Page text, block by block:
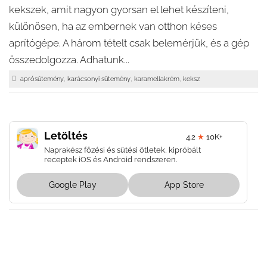
kekszek, amit nagyon gyorsan el lehet készíteni,
különösen, ha az embernek van otthon késes
aprítógépe. A három tételt csak belemérjük, és a gép
összedolgozza. Adhatunk...
aprósütemény, karácsonyi sütemény, karamellakrém, keksz
Letöltés 4.2 ★ 10K+
Naprakész főzési és sütési ötletek, kipróbált
receptek iOS és Android rendszeren.
Google Play App Store